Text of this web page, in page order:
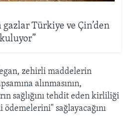
Türkiye ve Çin’den
zehirli maddelerin
alınmasının,
sağlığını tehdit eden kirliliği
sağlayacağını